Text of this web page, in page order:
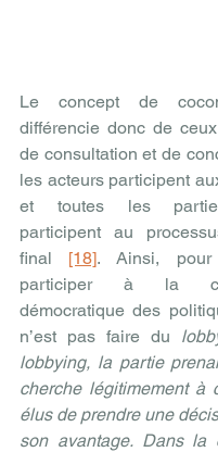
Le concept de
différencie donc de
de consultation et de
les acteurs participent
et toutes les
participent au
final [18]. Ainsi, pour
participer à la co-
démocratique des
n’est pas faire du
lobbying, la partie
cherche légitimement à
élus de prendre une
son avantage. Dans la